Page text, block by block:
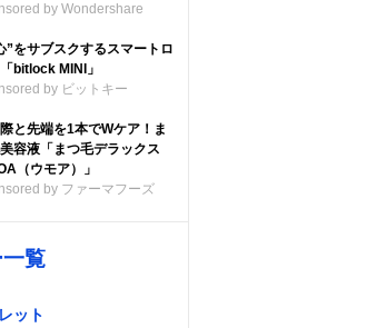
by Wondershare
”をサブスクするスマートロ
bitlock MINI」
by ビットキー
と先端を1本でWケア！ま
容液「まつ毛デラックス
（ウモア）」
by ファーマフーズ
覧
ット